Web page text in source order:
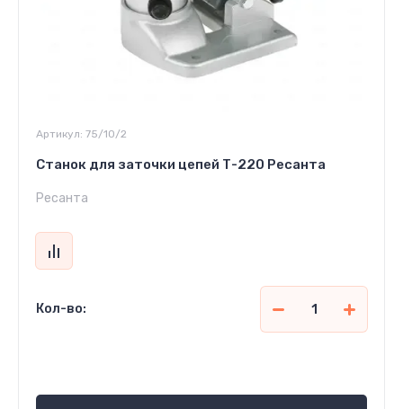
Артикул: 75/10/2
Станок для заточки цепей Т-220 Ресанта
Ресанта
Кол-во: